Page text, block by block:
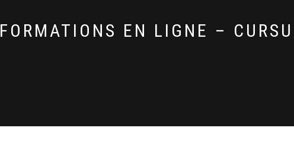
FORMATIONS EN LIGNE –